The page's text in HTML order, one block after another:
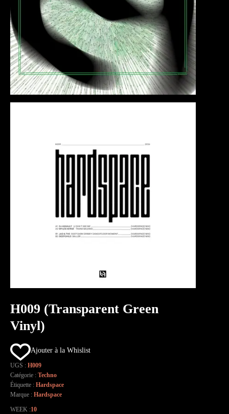
H009 (Transparent Green
Vinyl)
Ajouter à la Whislist
UGS : H009
Catégorie : Techno
Étiquette : Hardspace
Marque : Hardspace
WEEK 10